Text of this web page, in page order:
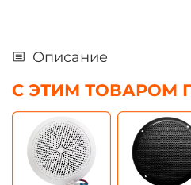
Описание
С ЭТИМ ТОВАРОМ